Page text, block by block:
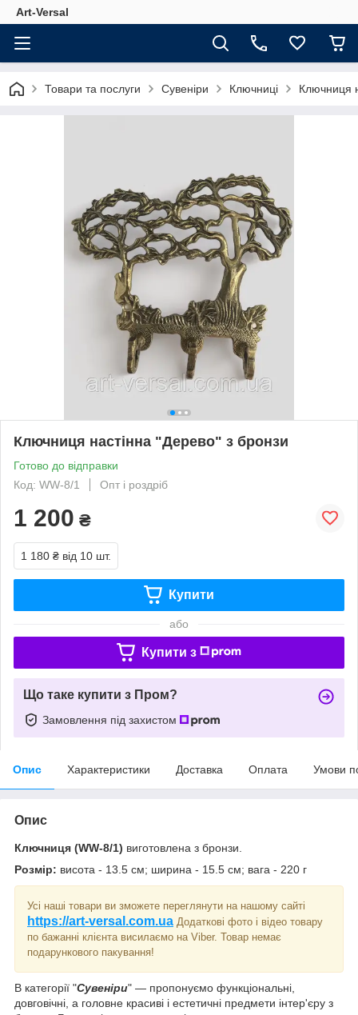
Аrt-Versal
Товари та послуги Сувеніри Ключниці Ключниця
Ключниця настінна "Дерево" з бронзи
Готово до відправки
Код: WW-8/1
Опт і роздріб
1 200 ₴
1 180 ₴ від 10 шт.
Купити
або
Купити з
Що таке купити з Пром?
Замовлення під захистом
Опис Характеристики Доставка Оплата Умови
Опис
Ключниця (WW-8/1) виготовлена з бронзи.
Розмір: висота - 13.5 см; ширина - 15.5 см; вага - 220 г
Усі наші товари ви зможете переглянути на нашому сайті
https://art-versal.com.ua Додаткові фото і відео товару
по бажанні клієнта висилаємо на Viber. Товар немає
подарункового пакування!
В категорії "Сувеніри" ― пропонуємо функціональні,
довговічні, а головне красиві і естетичні предмети інтер'єру з